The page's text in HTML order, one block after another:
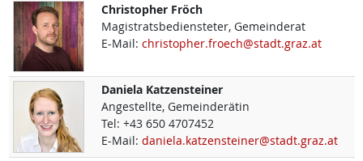
Christopher Fröch
Magistratsbediensteter, Gemeinderat
E-Mail: christopher.froech@stadt.graz.at
Daniela Katzensteiner
Angestellte, Gemeinderätin
Tel: +43 650 4707452
E-Mail: daniela.katzensteiner@stadt.graz.at